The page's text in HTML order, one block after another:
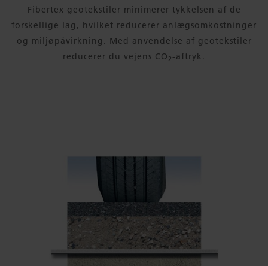
Fibertex geotekstiler minimerer tykkelsen af de
forskellige lag, hvilket reducerer anlægsomkostninger
og miljøpåvirkning. Med anvendelse af geotekstiler
reducerer du vejens CO 2 -aftryk.